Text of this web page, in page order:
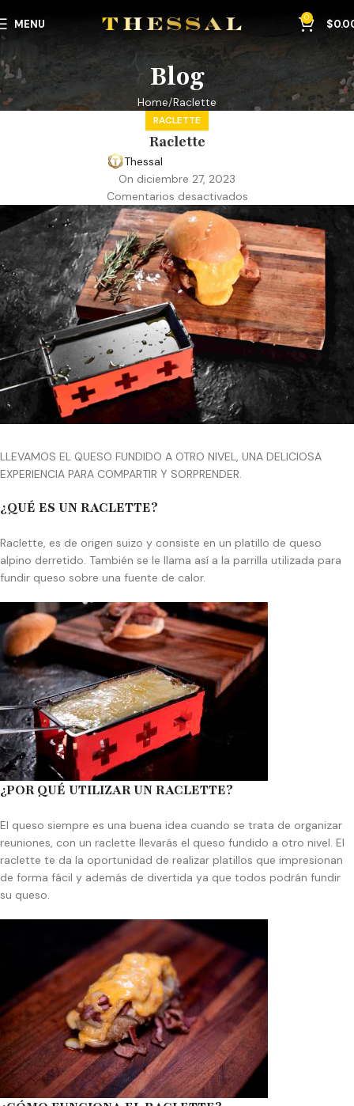
MENU 0 $
Blog
Home Raclette
RACLETTE
Raclette
Thessal
On diciembre 27, 2023
Comentarios desactivados
LLEVAMOS EL QUESO FUNDIDO A OTRO NIVEL, UNA DELICIOSA
EXPERIENCIA PARA COMPARTIR Y SORPRENDER.
¿QUÉ ES UN RACLETTE?
Raclette, es de origen suizo y consiste en un platillo de queso
alpino derretido. También se le llama así a la parrilla utilizada para
fundir queso sobre una fuente de calor.
¿POR QUÉ UTILIZAR UN RACLETTE?
El queso siempre es una buena idea cuando se trata de organizar
reuniones, con un raclette llevarás el queso fundido a otro nivel. El
raclette te da la oportunidad de realizar platillos que impresionan
de forma fácil y además de divertida ya que todos podrán fundir
su queso.